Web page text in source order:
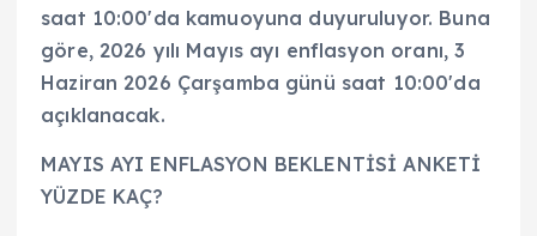
saat 10:00'da kamuoyuna duyuruluyor. Buna
göre, 2026 yılı Mayıs ayı enflasyon oranı, 3
Haziran 2026 Çarşamba günü saat 10:00'da
açıklanacak.
MAYIS AYI ENFLASYON BEKLENTİSİ ANKETİ
YÜZDE KAÇ?